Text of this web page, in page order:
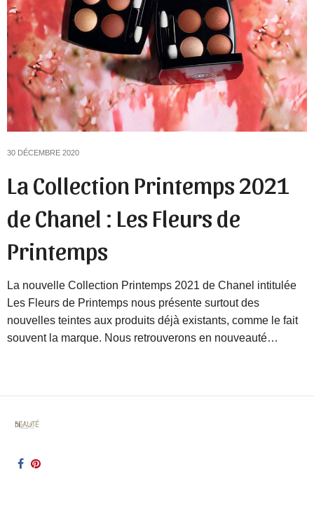
30 DÉCEMBRE 2020
La Collection Printemps 2021
de Chanel : Les Fleurs de
Printemps
La nouvelle Collection Printemps 2021 de Chanel intitulée
Les Fleurs de Printemps nous présente surtout des
nouvelles teintes aux produits déjà existants, comme le fait
souvent la marque. Nous retrouverons en nouveauté…